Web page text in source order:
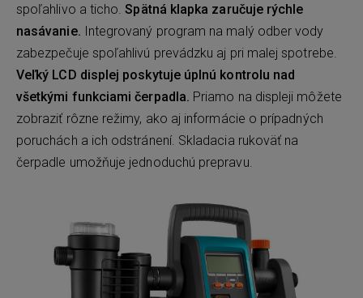
spoľahlivo a ticho.Spätná klapka zaručuje rýchle
nasávanie. Integrovaný program na malý odber vody
zabezpečuje spoľahlivú prevádzku aj pri malej spotrebe.
Veľký LCD displej poskytuje úplnú kontrolu nad
všetkými funkciami čerpadla. Priamo na displeji môžete
zobraziť rôzne režimy, ako aj informácie o prípadných
poruchách a ich odstránení. Skladacia rukoväť na
čerpadle umožňuje jednoduchú prepravu.